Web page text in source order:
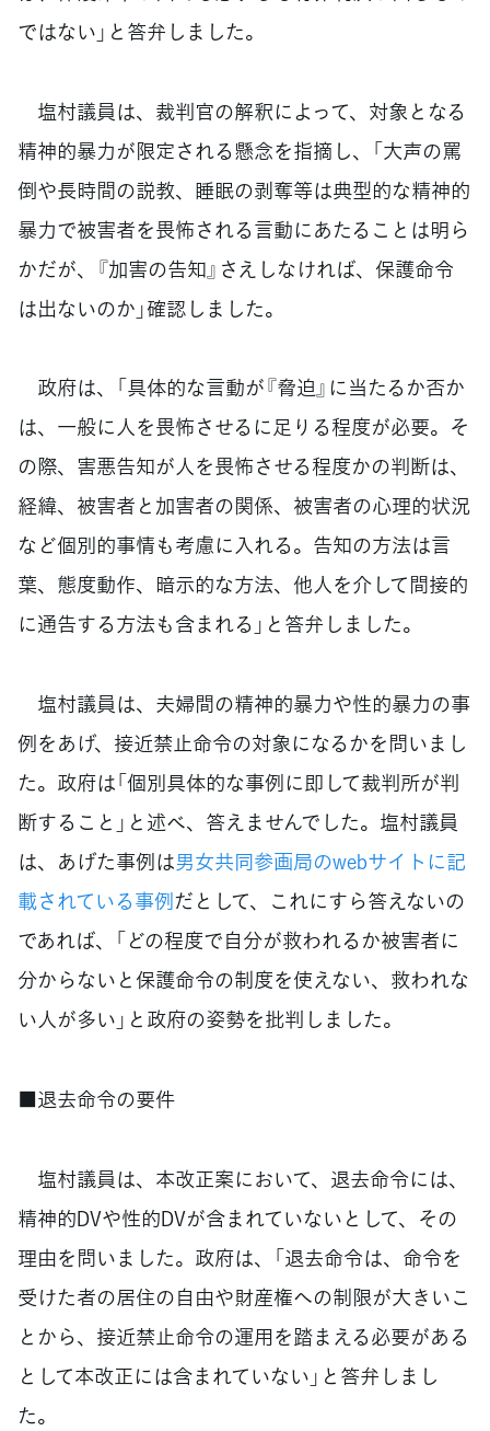
ではない」と答弁しました。
塩村議員は、裁判官の解釈によって、対象となる
精神的暴力が限定される懸念を指摘し、「大声の罵
倒や長時間の説教、睡眠の剥奪等は典型的な精神的
暴力で被害者を畏怖される言動にあたることは明ら
かだが、『加害の告知』さえしなければ、保護命令
は出ないのか」確認しました。
政府は、「具体的な言動が『脅迫』に当たるか否か
は、一般に人を畏怖させるに足りる程度が必要。そ
の際、害悪告知が人を畏怖させる程度かの判断は、
経緯、被害者と加害者の関係、被害者の心理的状況
など個別的事情も考慮に入れる。告知の方法は言
葉、態度動作、暗示的な方法、他人を介して間接的
に通告する方法も含まれる」と答弁しました。
塩村議員は、夫婦間の精神的暴力や性的暴力の事
例をあげ、接近禁止命令の対象になるかを問いまし
た。政府は「個別具体的な事例に即して裁判所が判
断すること」と述べ、答えませんでした。塩村議員
は、あげた事例は男女共同参画局のwebサイトに記
載されている事例だとして、これにすら答えないの
であれば、「どの程度で自分が救われるか被害者に
分からないと保護命令の制度を使えない、救われな
い人が多い」と政府の姿勢を批判しました。
■退去命令の要件
塩村議員は、本改正案において、退去命令には、
精神的DVや性的DVが含まれていないとして、その
理由を問いました。政府は、「退去命令は、命令を
受けた者の居住の自由や財産権への制限が大きいこ
とから、接近禁止命令の運用を踏まえる必要がある
として本改正には含まれていない」と答弁しまし
た。